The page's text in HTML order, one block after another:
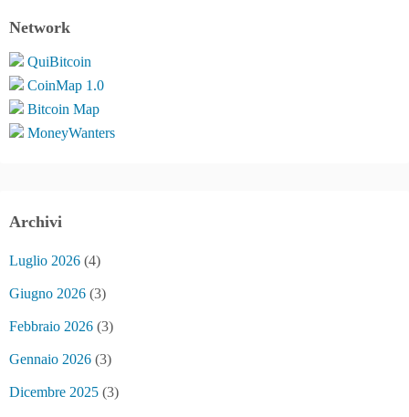
Network
QuiBitcoin
CoinMap 1.0
Bitcoin Map
MoneyWanters
Archivi
Luglio 2026 (4)
Giugno 2026 (3)
Febbraio 2026 (3)
Gennaio 2026 (3)
Dicembre 2025 (3)